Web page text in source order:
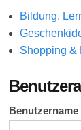
Bildung,
Shopping &
Benutzername